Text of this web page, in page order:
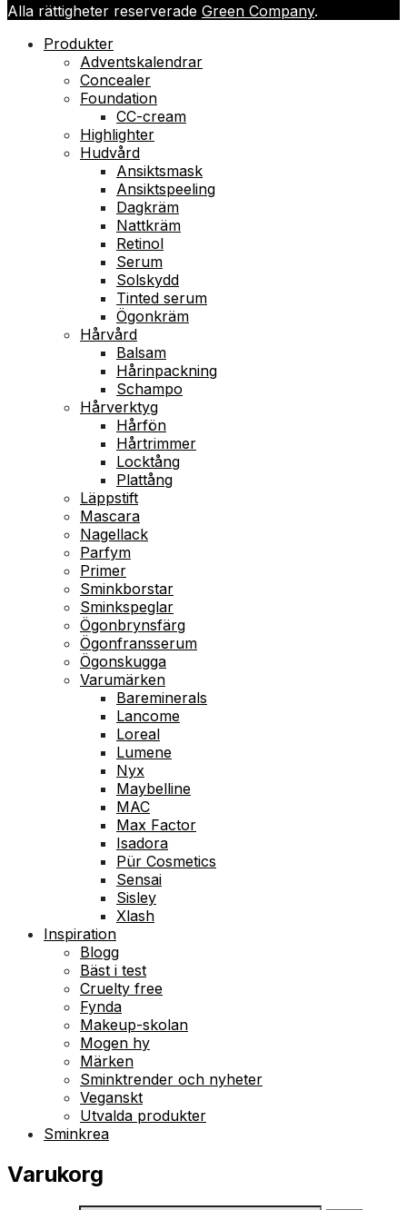
Alla rättigheter reserverade Green Company.
Produkter
Adventskalendrar
Concealer
Foundation
CC-cream
Highlighter
Hudvård
Ansiktsmask
Ansiktspeeling
Dagkräm
Nattkräm
Retinol
Serum
Solskydd
Tinted serum
Ögonkräm
Hårvård
Balsam
Hårinpackning
Schampo
Hårverktyg
Hårfön
Hårtrimmer
Locktång
Plattång
Läppstift
Mascara
Nagellack
Parfym
Primer
Sminkborstar
Sminkspeglar
Ögonbrynsfärg
Ögonfransserum
Ögonskugga
Varumärken
Bareminerals
Lancome
Loreal
Lumene
Nyx
Maybelline
MAC
Max Factor
Isadora
Pür Cosmetics
Sensai
Sisley
Xlash
Inspiration
Blogg
Bäst i test
Cruelty free
Fynda
Makeup-skolan
Mogen hy
Märken
Sminktrender och nyheter
Veganskt
Utvalda produkter
Sminkrea
Varukorg